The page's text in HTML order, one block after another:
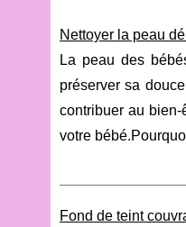
Nettoyer la peau
La peau des
préserver sa
contribuer au
votre
Fond de teint